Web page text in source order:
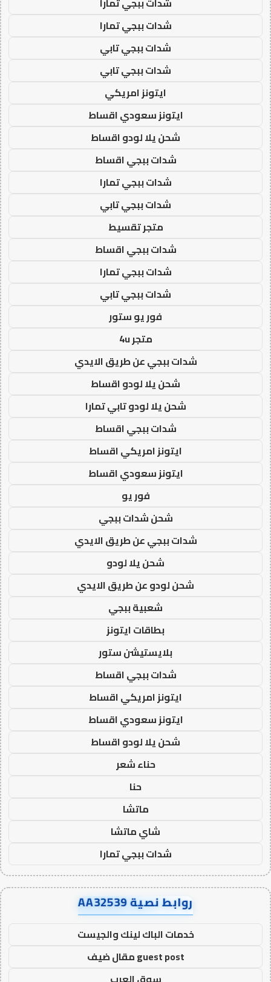
شدات ببجي تمارا
شدات ببجي تابي
شدات ببجي تابي
ايتونز امريكي
ايتونز سعودي اقساط
شحن يلا لودو اقساط
شدات ببجي اقساط
شدات ببجي تمارا
شدات ببجي تابي
متجر تقسيط
شدات ببجي اقساط
شدات ببجي تمارا
شدات ببجي تابي
فور يو ستور
متجر 4u
شدات ببجي عن طريق الايدي
شحن يلا لودو اقساط
شحن يلا لودو تابي تمارا
شدات ببجي اقساط
ايتونز امريكي اقساط
ايتونز سعودي اقساط
فور يو
شحن شدات ببجي
شدات ببجي عن طريق الايدي
شحن يلا لودو
شحن لودو عن طريق الايدي
شعبية ببجي
بطاقات ايتونز
بلايستيشن ستور
شدات ببجي اقساط
ايتونز امريكي اقساط
ايتونز سعودي اقساط
شحن يلا لودو اقساط
حناء شعر
حنا
ماتشا
شاي ماتشا
شدات ببجي تمارا
روابط نصية AA32539
خدمات الباك لينك والجيست
guest post مقال ضيف